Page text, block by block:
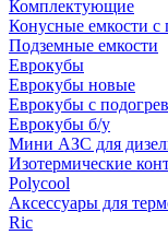
Комплектующие
Конусные емкости
Подземные емкости
Еврокубы
Еврокубы новые
Еврокубы с
Еврокубы б/у
Мини АЗС для
Изотермические
Polycool
Аксессуары для
Ric